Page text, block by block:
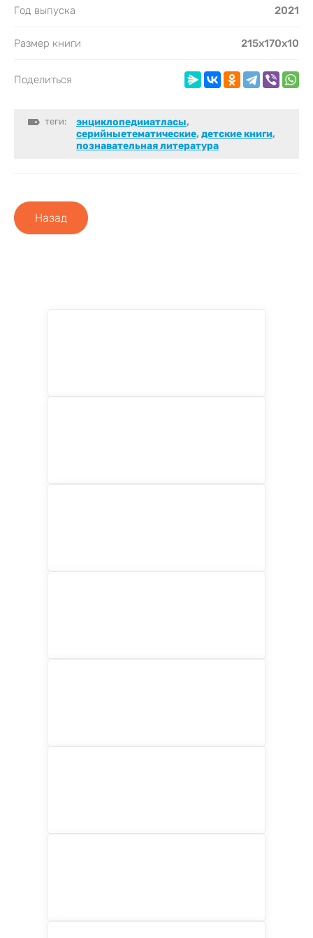
Год выпуска 2021
Размер книги 215х170х10
Поделиться
теги: энциклопедииатласы,
серийныетематические, детские книги,
познавательная литература
Назад